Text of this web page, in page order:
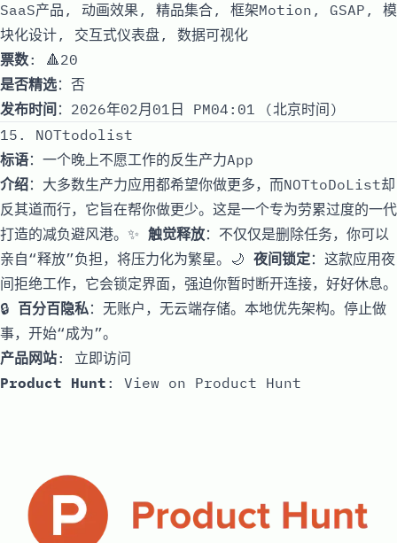
SaaS产品, 动画效果, 精品集合, 框架Motion, GSAP, 模
块化设计, 交互式仪表盘, 数据可视化
票数: 🔺20
是否精选：否
发布时间 ：2026年02月01日 PM04:01 (北京时间)
15. NOTtodolist
标语：一个晚上不愿工作的反生产力App
介绍：大多数生产力应用都希望你做更多，而NOTtoDoList却
反其道而行，它旨在帮你做更少。这是一个专为劳累过度的一代
打造的减负避风港。✨ 触觉释放：不仅仅是删除任务，你可以
亲自“释放”负担，将压力化为繁星。🌙 夜间锁定：这款应用夜
间拒绝工作，它会锁定界面，强迫你暂时断开连接，好好休息。
🔒 百分百隐私：无账户，无云端存储。本地优先架构。停止做
事，开始“成为”。
产品网站: 立即访问
Product Hunt : View on Product Hunt